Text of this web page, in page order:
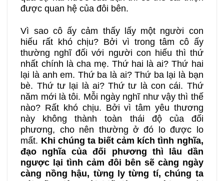
được quan hệ của đôi bên.
Vì sao cô ấy cảm thấy lấy một người con
hiếu rất khó chịu? Bởi vì trong tâm cô ấy
thường nghĩ đối với người con hiếu thì thứ
nhất chính là cha mẹ. Thứ hai là ai? Thứ hai
lại là anh em. Thứ ba là ai? Thứ ba lại là bạn
bè. Thứ tư lại là ai? Thứ tư là con cái. Thứ
năm mới là tôi. Mỗi ngày nghĩ như vậy thì thế
nào? Rất khó chịu. Bởi vì tâm yêu thương
này không thành toàn thái độ của đối
phương, cho nên thường ở đó lo được lo
mất. Khi chúng ta biết cảm kích tình nghĩa,
đạo nghĩa của đối phương thì lâu dần
ngược lại tình cảm đôi bên sẽ càng ngày
càng nồng hậu, từng ly từng tí, chúng ta